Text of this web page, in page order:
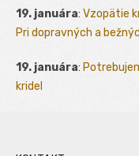
19. januára: Vzopätie
Pri dopravných a
19. januára:
kridel